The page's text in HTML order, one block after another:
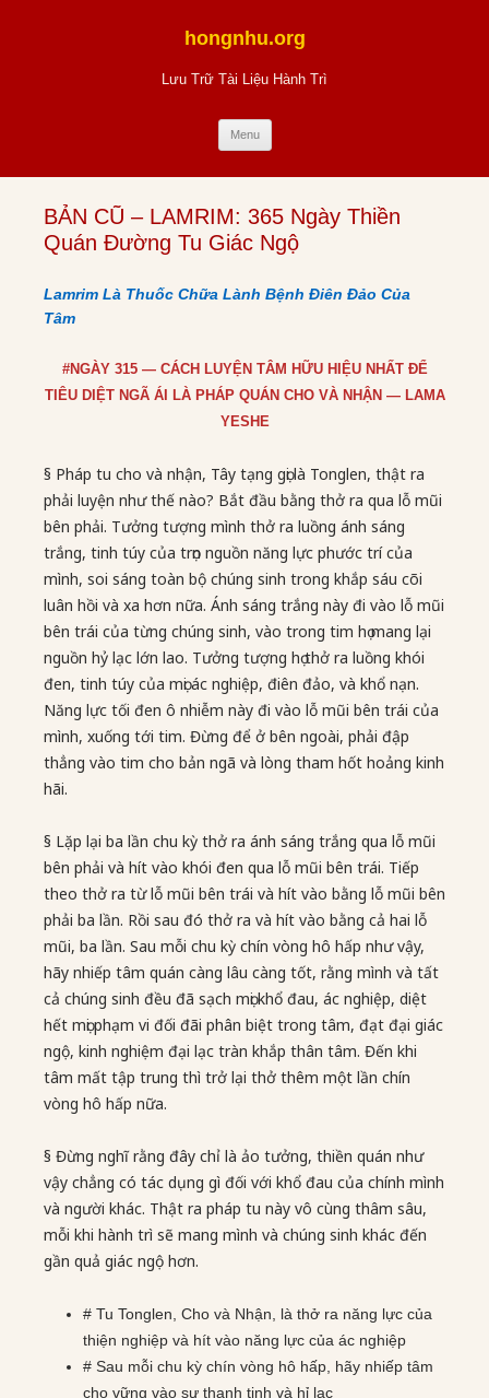
hongnhu.org
Lưu Trữ Tài Liệu Hành Trì
Menu
BẢN CŨ – LAMRIM: 365 Ngày Thiền
Quán Đường Tu Giác Ngộ
Lamrim Là Thuốc Chữa Lành Bệnh Điên Đảo Của
Tâm
#NGÀY 315 — CÁCH LUYỆN TÂM HỮU HIỆU NHẤT ĐỂ
TIÊU DIỆT NGÃ ÁI LÀ PHÁP QUÁN CHO VÀ NHẬN — LAMA
YESHE
§ Pháp tu cho và nhận, Tây tạng gọi là Tonglen, thật ra
phải luyện như thế nào? Bắt đầu bằng thở ra qua lỗ mũi
bên phải. Tưởng tượng mình thở ra luồng ánh sáng
trắng, tinh túy của trọn nguồn năng lực phước trí của
mình, soi sáng toàn bộ chúng sinh trong khắp sáu cõi
luân hồi và xa hơn nữa. Ánh sáng trắng này đi vào lỗ mũi
bên trái của từng chúng sinh, vào trong tim họ mang lại
nguồn hỷ lạc lớn lao. Tưởng tượng họ thở ra luồng khói
đen, tinh túy của mọi ác nghiệp, điên đảo, và khổ nạn.
Năng lực tối đen ô nhiễm này đi vào lỗ mũi bên trái của
mình, xuống tới tim. Đừng để ở bên ngoài, phải đập
thẳng vào tim cho bản ngã và lòng tham hốt hoảng kinh
hãi.
§ Lặp lại ba lần chu kỳ thở ra ánh sáng trắng qua lỗ mũi
bên phải và hít vào khói đen qua lỗ mũi bên trái. Tiếp
theo thở ra từ lỗ mũi bên trái và hít vào bằng lỗ mũi bên
phải ba lần. Rồi sau đó thở ra và hít vào bằng cả hai lỗ
mũi, ba lần. Sau mỗi chu kỳ chín vòng hô hấp như vậy,
hãy nhiếp tâm quán càng lâu càng tốt, rằng mình và tất
cả chúng sinh đều đã sạch mọi khổ đau, ác nghiệp, diệt
hết mọi phạm vi đối đãi phân biệt trong tâm, đạt đại giác
ngộ, kinh nghiệm đại lạc tràn khắp thân tâm. Đến khi
tâm mất tập trung thì trở lại thở thêm một lần chín
vòng hô hấp nữa.
§ Đừng nghĩ rằng đây chỉ là ảo tưởng, thiền quán như
vậy chẳng có tác dụng gì đối với khổ đau của chính mình
và người khác. Thật ra pháp tu này vô cùng thâm sâu,
mỗi khi hành trì sẽ mang mình và chúng sinh khác đến
gần quả giác ngộ hơn.
# Tu Tonglen, Cho và Nhận, là thở ra năng lực của
thiện nghiệp và hít vào năng lực của ác nghiệp
# Sau mỗi chu kỳ chín vòng hô hấp, hãy nhiếp tâm
cho vững vào sự thanh tịnh và hỉ lạc